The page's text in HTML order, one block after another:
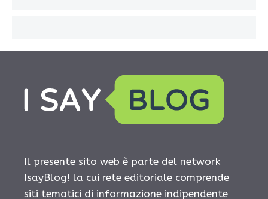
Il presente sito web è parte del network
IsayBlog! la cui rete editoriale comprende
siti tematici di informazione indipendente